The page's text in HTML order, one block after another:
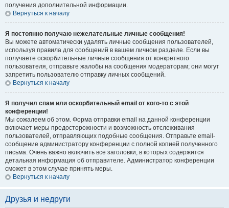
получения дополнительной информации.
Вернуться к началу
Я постоянно получаю нежелательные личные сообщения!
Вы можете автоматически удалять личные сообщения пользователей,
используя правила для сообщений в вашем личном разделе. Если вы
получаете оскорбительные личные сообщения от конкретного
пользователя, отправьте жалобы на сообщения модераторам; они могут
запретить пользователю отправку личных сообщений.
Вернуться к началу
Я получил спам или оскорбительный email от кого-то с этой
конференции!
Мы сожалеем об этом. Форма отправки email на данной конференции
включает меры предосторожности и возможность отслеживания
пользователей, отправляющих подобные сообщения. Отправьте email-
сообщение администратору конференции с полной копией полученного
письма. Очень важно включить все заголовки, в которых содержится
детальная информация об отправителе. Администратор конференции
сможет в этом случае принять меры.
Вернуться к началу
Друзья и недруги